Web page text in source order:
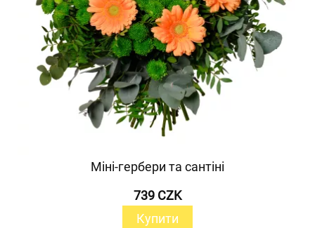
Міні-гербери та сантіні
739 CZK
Купити